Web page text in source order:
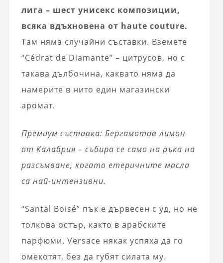
лига – шест унисекс композиции,
всяка вдъхновена от haute couture.
Там няма случайни съставки. Вземете
“Cédrat de Diamante” – цитрусов, но с
такава дълбочина, каквато няма да
намерите в нито един магазински
аромат.
Премиум съставка: Бергамотов лимон
от Калабрия – събира се само на ръка на
разсъмване, когато етеричните масла
са най-интензивни.
“Santal Boisé” пък е дървесен с уд, но не
толкова остър, както в арабските
парфюми. Versace някак успяха да го
омекотят, без да губят силата му.